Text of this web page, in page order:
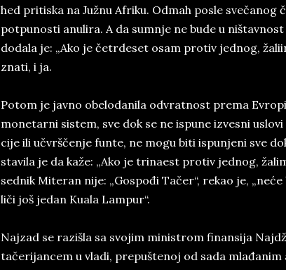
he­d pri­ti­ska na Južnu Afri­ku. Od­mah po­sle svečanog
pot­pu­no­sti anu­li­ra. A da sum­nje ne bude u
do­da­la je: „Ako je četr­de­set osam pro­tiv jed­nog,
zna­ti, i ja.
Po­tom je jav­no obe­lo­da­ni­la od­vrat­nost pre­ma
mo­ne­tar­ni si­stem, sve ­dok se ne is­pu­ne iz­ve­sni
cije ili učvrščenje fun­te, ne mogu biti is­pun­je­ni sve
sta­vi­la je da kaže: „Ako je tri­na­est pro­tiv je­dnog,
sed­nik­ Mi­te­ran nije: „Go­spođi Tačer“, re­ka­o­ je,
liči još je­dan Ku­a­la Lam­pur“.
Naj­zad­ se ra­zi­šla sa svo­jim mi­ni­strom fi­nan­sija
tačeri­jan­cem u vla­di, pre­pu­šte­noj od sada